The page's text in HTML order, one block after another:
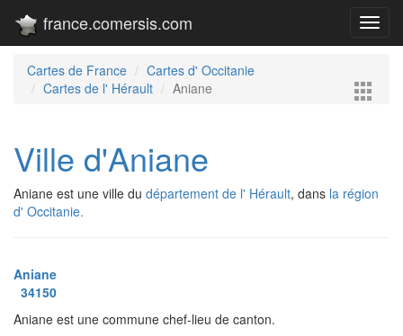
france.comersis.com
Cartes de France
Cartes d' Occitanie
Cartes de l' Hérault
Aniane
Ville d'Aniane
Aniane est une ville du département de l' Hérault, dans la région
d' Occitanie.
Aniane
34150
Aniane est une commune chef-lieu de canton.